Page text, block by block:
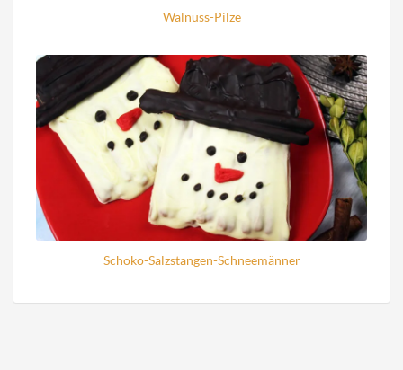
Walnuss-Pilze
Schoko-Salzstangen-Schneemänner